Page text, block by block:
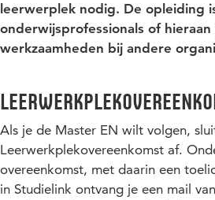
leerwerplek nodig. De opleiding
onderwijsprofessionals of
werkzaamheden bij andere
Als je de Master EN wilt volgen,
Leerwerkplekovereenkomst af.
overeenkomst, met daarin een
in Studielink ontvang je een mail